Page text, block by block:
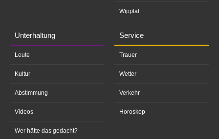
Wipptal
Unterhaltung
Leute
Kultur
Abstimmung
Videos
Wer hätte das gedacht?
Service
Trauer
Wetter
Verkehr
Horoskop